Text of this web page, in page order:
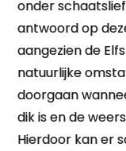
onder
antwoord op
aangezien de
natuurlijke
doorgaan
dik is en de
Hierdoor kan er